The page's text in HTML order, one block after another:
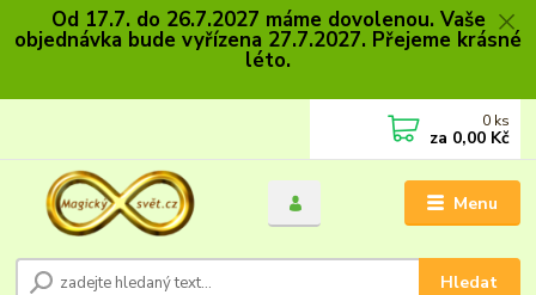
Od 17.7. do 26.7.2027 máme dovolenou. Vaše
objednávka bude vyřízena 27.7.2027. Přejeme krásné
léto.
Menu
Hledat
0 ks
za 0,00 Kč